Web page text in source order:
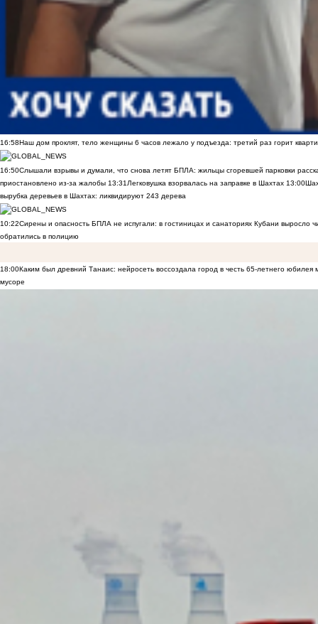
16:58Наш дом проклят, тело женщины 6 часов лежало у подъезда: третий раз горит
16:50Слышали взрывы и думали, что снова летят БПЛА: жильцы сгоревшей парковки
приостановлено из-за жалобы 13:31 Легковушка взорвалась на заправке в Шахтах 13:00
вырубка деревьев в Шахтах: ликвидируют 243 дерева
10:22Сирены и опасность БПЛА не испугали: в гостиницах и санаториях Кубани выросло
обратились в полицию
18:00Каким был древний Танаис: нейросеть воссоздала город в честь 65-летнего юбилея
мусоре